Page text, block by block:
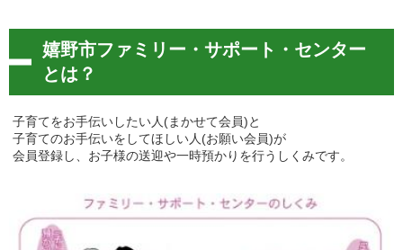
嬉野市ファミリー・サポート・センター
とは？
子育てをお手伝いしたい人(まかせて会員)と
子育てのお手伝いをしてほしい人(お願い会員)が
会員登録し、お子様の送迎や一時預かりを行うしくみです。